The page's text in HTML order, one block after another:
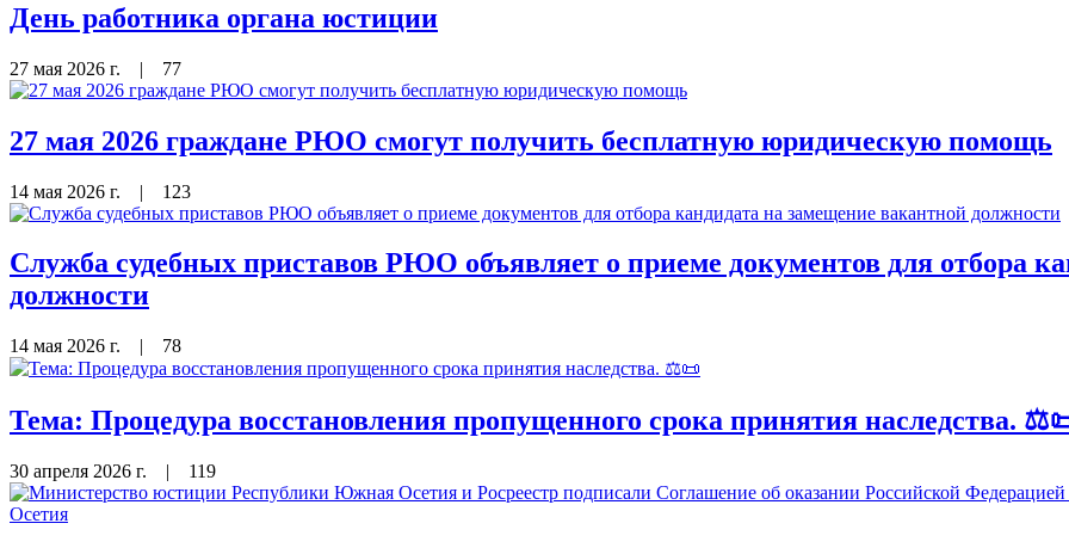
День работника органа юстиции
27 мая 2026 г. | 77
27 мая 2026 граждане РЮО смогут получить бесплатную юридическую помощь
14 мая 2026 г. | 123
Служба судебных приставов РЮО объявляет о приеме документов для отбора
должности
14 мая 2026 г. | 78
Тема: Процедура восстановления пропущенного срока принятия наследства.
30 апреля 2026 г. | 119